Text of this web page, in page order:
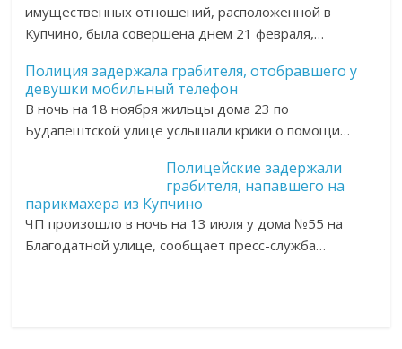
имущественных отношений, расположенной в
Купчино, была совершена днем 21 февраля,…
Полиция задержала грабителя, отобравшего у
девушки мобильный телефон
В ночь на 18 ноября жильцы дома 23 по
Будапештской улице услышали крики о помощи…
Полицейские задержали
грабителя, напавшего на
парикмахера из Купчино
ЧП произошло в ночь на 13 июля у дома №55 на
Благодатной улице, сообщает пресс-служба…